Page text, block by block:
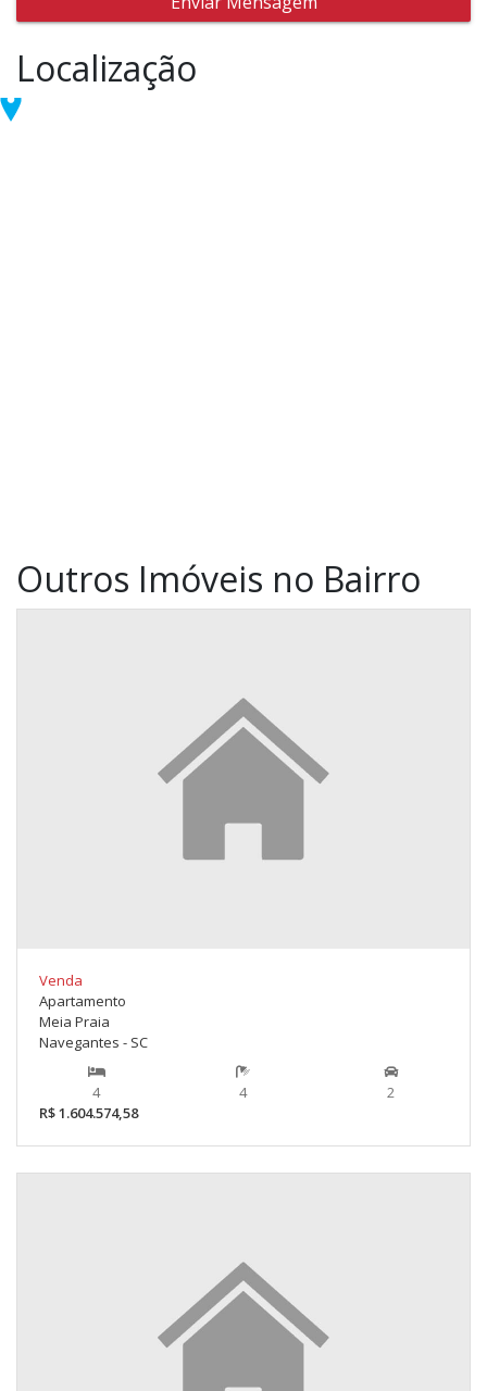
Localização
Outros Imóveis no Bairro
Venda
Apartamento
Meia Praia
Navegantes - SC
4 4
2
R$ 1.604.574,58